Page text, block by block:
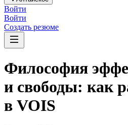
Войти
Войти
Создать резюме
Философия
и свободы: как
в VOIS